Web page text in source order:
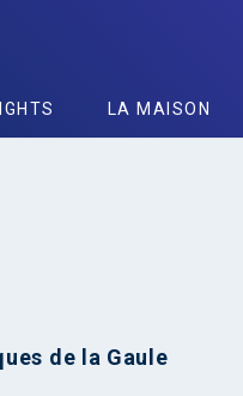
LA MAISON
de la Gaule